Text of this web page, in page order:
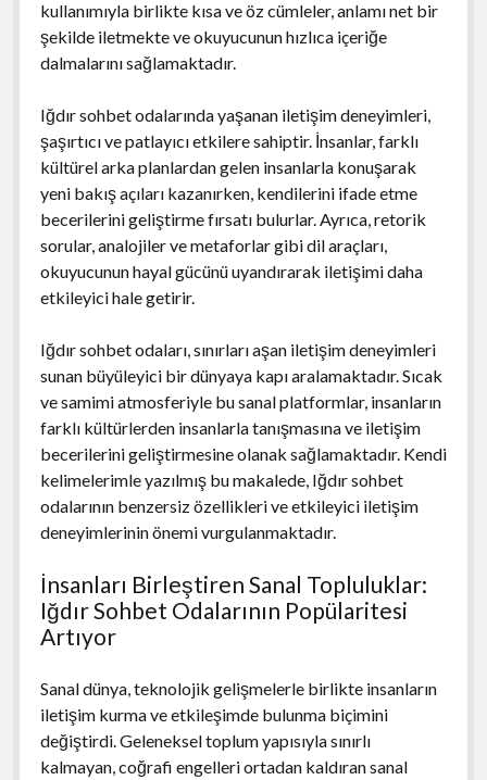
kullanımıyla birlikte kısa ve öz cümleler, anlamı net bir
şekilde iletmekte ve okuyucunun hızlıca içeriğe
dalmalarını sağlamaktadır.
Iğdır sohbet odalarında yaşanan iletişim deneyimleri,
şaşırtıcı ve patlayıcı etkilere sahiptir. İnsanlar, farklı
kültürel arka planlardan gelen insanlarla konuşarak
yeni bakış açıları kazanırken, kendilerini ifade etme
becerilerini geliştirme fırsatı bulurlar. Ayrıca, retorik
sorular, analojiler ve metaforlar gibi dil araçları,
okuyucunun hayal gücünü uyandırarak iletişimi daha
etkileyici hale getirir.
Iğdır sohbet odaları, sınırları aşan iletişim deneyimleri
sunan büyüleyici bir dünyaya kapı aralamaktadır. Sıcak
ve samimi atmosferiyle bu sanal platformlar, insanların
farklı kültürlerden insanlarla tanışmasına ve iletişim
becerilerini geliştirmesine olanak sağlamaktadır. Kendi
kelimelerimle yazılmış bu makalede, Iğdır sohbet
odalarının benzersiz özellikleri ve etkileyici iletişim
deneyimlerinin önemi vurgulanmaktadır.
İnsanları Birleştiren Sanal Topluluklar:
Iğdır Sohbet Odalarının Popülaritesi
Artıyor
Sanal dünya, teknolojik gelişmelerle birlikte insanların
iletişim kurma ve etkileşimde bulunma biçimini
değiştirdi. Geleneksel toplum yapısıyla sınırlı
kalmayan, coğrafi engelleri ortadan kaldıran sanal